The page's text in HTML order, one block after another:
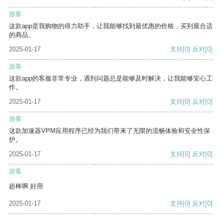
游客
这款app是我购物的得力助手，让我能够找到最优惠的价格，买到最合适
的商品。
2025-01-17
支持[0] 反对[0]
游客
这款app的客服非常专业，遇到问题总是能够及时解决，让我能够安心工
作。
2025-01-17
支持[0] 反对[0]
游客
这款加速器VPM应用程序已经为我们带来了无限的流畅体验和安全性保
护。
2025-01-17
支持[0] 反对[0]
游客
超棒啊 好用
2025-01-17 支持[0] 反对[0]